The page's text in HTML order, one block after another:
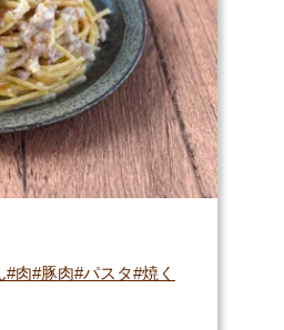
肉 豚肉 パスタ 焼く